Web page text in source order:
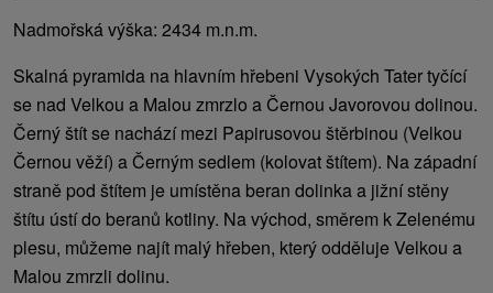
Nadmořská výška: 2434 m.n.m.
Skalná pyramida na hlavním hřebeni Vysokých Tater tyčící
se nad Velkou a Malou zmrzlo a Černou Javorovou dolinou.
Černý štít se nachází mezi Papirusovou štěrbinou (Velkou
Černou věží) a Černým sedlem (kolovat štítem). Na západní
straně pod štítem je umístěna beran dolinka a jižní stěny
štítu ústí do beranů kotliny. Na východ, směrem k Zelenému
plesu, můžeme najít malý hřeben, který odděluje Velkou a
Malou zmrzli dolinu.